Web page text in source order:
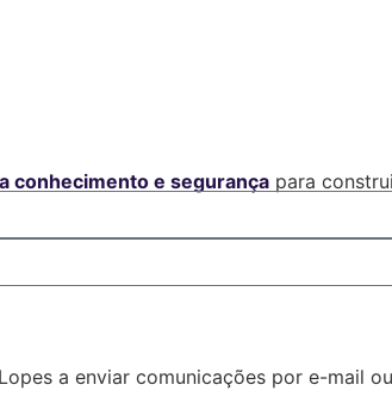
conhecimento e segurança para
a enviar comunicações por e-mail